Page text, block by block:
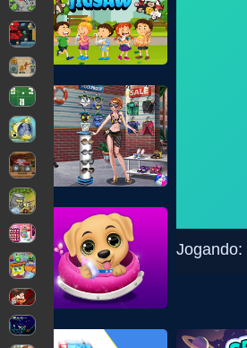
Jogando: